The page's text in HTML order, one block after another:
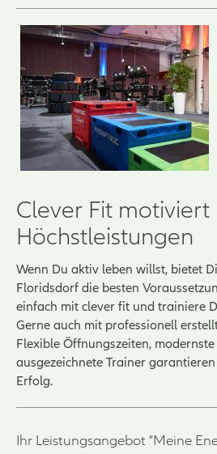
Clever Fit motiviert
Höchstleistungen
Wenn Du aktiv leben willst, bietet
Floridsdorf die besten
einfach mit clever fit und trainiere
Gerne auch mit professionell
Flexible Öffnungszeiten,
ausgezeichnete Trainer
Erfolg.
Ihr Leistungsangebot "Meine